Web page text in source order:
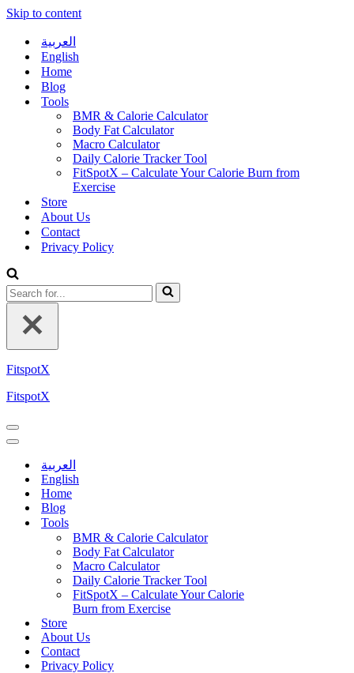
Skip to content
العربية
English
Home
Blog
Tools
BMR & Calorie Calculator
Body Fat Calculator
Macro Calculator
Daily Calorie Tracker Tool
FitSpotX – Calculate Your Calorie Burn from
Exercise
Store
About Us
Contact
Privacy Policy
FitspotX
FitspotX
العربية
English
Home
Blog
Tools
BMR & Calorie Calculator
Body Fat Calculator
Macro Calculator
Daily Calorie Tracker Tool
FitSpotX – Calculate Your Calorie
Burn from Exercise
Store
About Us
Contact
Privacy Policy